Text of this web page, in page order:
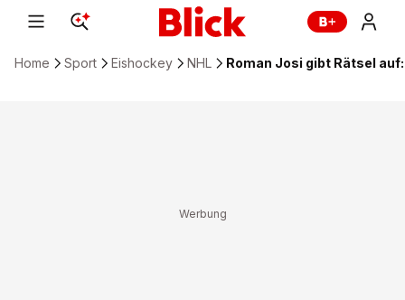
Home Sport Eishockey NHL Roman Josi gibt Rätsel